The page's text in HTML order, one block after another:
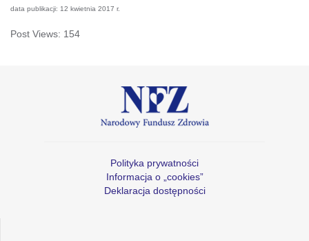
data publikacji: 12 kwietnia 2017 r.
Post Views: 154
Polityka prywatności
Informacja o „cookies”
Deklaracja dostępności